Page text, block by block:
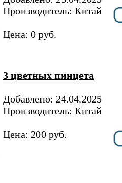
Производитель: Китай
Цена: 0 руб.
3 цветных пинцета
Добавлено: 24.04.2025
Производитель: Китай
Цена: 200 руб.